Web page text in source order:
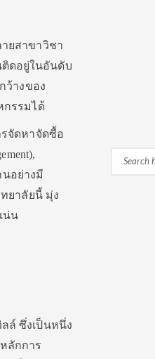
ยสาขาวิชา
ติดอยู่ในอันดับ
ว้างของ
กรรมได้
จัดหาจัดซื้อ
นอย่างมี
ทยาลัยนี้ มุ่ง
น่น
ล์ ซึ่งเป็นหนึ่ง
ลักการ
Search